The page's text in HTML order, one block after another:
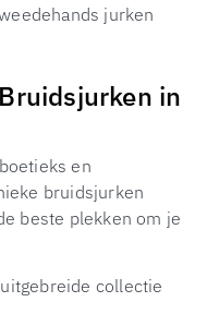
jurken
in
en
bruidsjurken
beste plekken om je
collectie